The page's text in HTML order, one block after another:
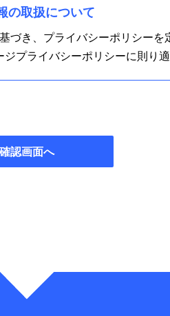
の取扱について
づき、プライバシーポリシーを
プライバシーポリシーに則り適
確認画面へ